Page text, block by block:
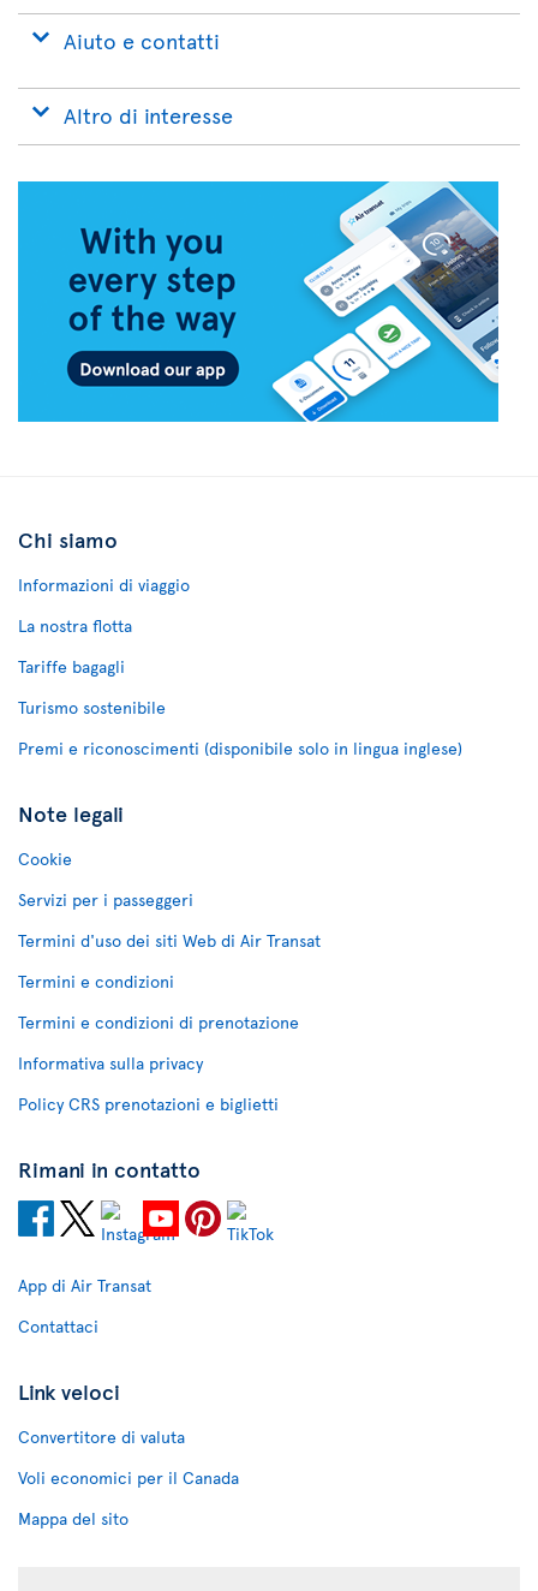
Aiuto e contatti
Altro di interesse
Chi siamo
Informazioni di viaggio
La nostra flotta
Tariffe bagagli
Turismo sostenibile
Premi e riconoscimenti (disponibile solo in lingua inglese)
Note legali
Cookie
Servizi per i passeggeri
Termini d'uso dei siti Web di Air Transat
Termini e condizioni
Termini e condizioni di prenotazione
Informativa sulla privacy
Policy CRS prenotazioni e biglietti
Rimani in contatto
App di Air Transat
Contattaci
Link veloci
Convertitore di valuta
Voli economici per il Canada
Mappa del sito